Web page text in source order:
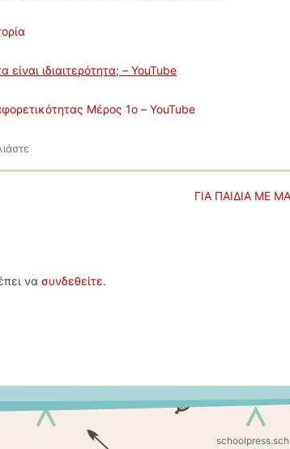
είναι ιδιαιτερότητα; – YouTube
Μέρος 1ο – YouTube
ΓΙΑ ΠΑΙΔΙΑ ΜΕ
να συνδεθείτε.